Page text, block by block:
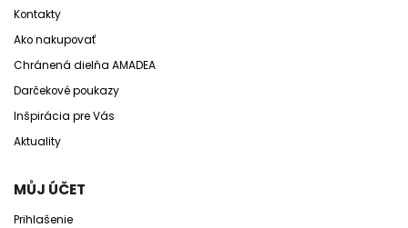
Kontakty
Ako nakupovať
Chránená dielňa AMADEA
Darčekové poukazy
Inšpirácia pre Vás
Aktuality
MŮJ ÚČET
Prihlašenie